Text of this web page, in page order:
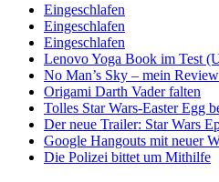
Eingeschlafen
Eingeschlafen
Eingeschlafen
Lenovo Yoga Book im Test
No Man’s Sky – mein Review
Origami Darth Vader falten
Tolles Star Wars-Easter Egg
Der neue Trailer: Star Wars
Google Hangouts mit neuer
Die Polizei bittet um Mithilfe